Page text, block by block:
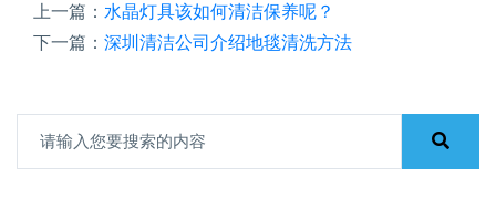
上一篇： 水晶灯具该如何清洁保养呢？
下一篇： 深圳清洁公司介绍地毯清洗方法